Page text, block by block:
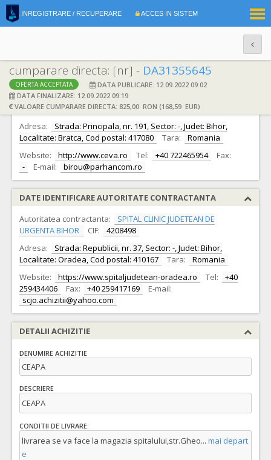
INREGISTRARE / RECUPERARE ACCES IN SISTEM
cumparare directa: [nr] - DA31355645
OFERTA ACCEPTATA
DATA PUBLICARE: 12.09.2022 09:02
DATA FINALIZARE: 12.09.2022 09:19
VALOARE CUMPARARE DIRECTA: 825,00 RON (168,59 EUR)
DATE IDENTIFICARE OFERTANT
Ofertant: S.C. PARHAN COM S.R.L. CIF: 4491776
Adresa:
Strada: Principala, nr. 191, Sector: -, Judet: Bihor,
Localitate: Bratca, Cod postal: 417080
Tara:
Romania
Website:
http://www.ceva.ro Tel: +40 722465954
Fax:
-
E-mail: birou@parhancom.ro
DATE IDENTIFICARE AUTORITATE CONTRACTANTA
Autoritatea contractanta:
SPITAL CLINIC JUDETEAN DE
URGENTA BIHOR
CIF:
4208498
Adresa:
Strada: Republicii, nr. 37, Sector: -, Judet: Bihor,
Localitate: Oradea, Cod postal: 410167
Tara:
Romania
Website:
https://www.spitaljudetean-oradea.ro Tel:
+40
259434406
Fax: +40 259417169
E-mail:
scjo.achizitii@yahoo.com
DETALII ACHIZITIE
DENUMIRE ACHIZITIE
CEAPA
DESCRIERE
CEAPA
CONDITII DE LIVRARE:
livrarea se va face la magazia spitalului,str.Gheo... mai depart
e